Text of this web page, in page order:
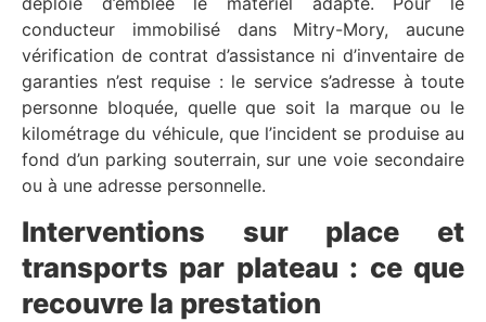
conducteur immobilisé dans Mitry-Mory, aucune
vérification de contrat d’assistance ni d’inventaire de
garanties n’est requise : le service s’adresse à toute
personne bloquée, quelle que soit la marque ou le
kilométrage du véhicule, que l’incident se produise au
fond d’un parking souterrain, sur une voie secondaire
ou à une adresse personnelle.
Interventions sur place et
transports par plateau : ce que
recouvre la prestation